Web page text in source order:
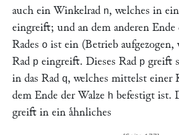
auch ein Winkelrad n, welches in
eingreift; und an dem anderen Ende
Rades o ist ein (Betrieb aufgezogen,
Rad p eingreift. Dieses Rad p greift
in das Rad q, welches mittelst einer
dem Ende der Walze h befestigt ist.
greift in ein aͤhnliches